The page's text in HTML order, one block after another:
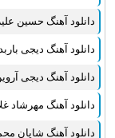
علی عبدالمالکی
مجید خراطها
زانیار خسروی
امیر عظیمی
دانلود آهنگ حسین
دانلود آهنگ دیجی
دانلود آهنگ دیجی
دانلود آهنگ مهرشاد
دانلود آهنگ شایان